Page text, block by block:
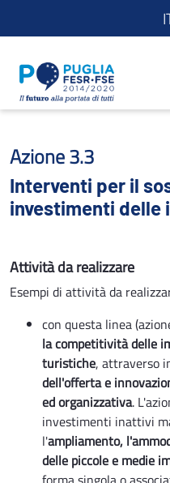
Interventi per il
Azione 3.3
Interventi per il
investimenti
Attività da realizzare
Esempi di attività da
con questa linea
la competitività delle
turistiche, attraverso
dell'offerta e
ed organizzativa.
investimenti inattivi
l'ampliamento,
delle piccole e medie